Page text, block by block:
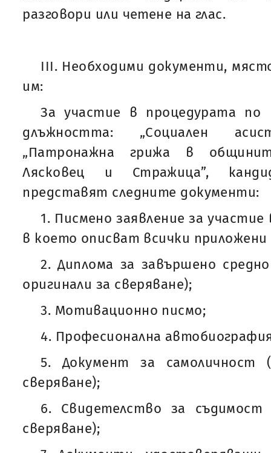
разговори или четене на глас.
ІІI. Необходими документи,
им:
За участие в процедурата по
длъжността: „Социален
„Патронажна грижа в
Лясковец и Стражица”,
представят следните документи:
1. Писмено заявление за
в което описват всички
2. Диплома за завършено
оригинали за сверяване);
3. Мотивационно писмо;
4. Професионална
5. Документ за самоличност
сверяване);
6. Свидетелство за съдимост
сверяване);